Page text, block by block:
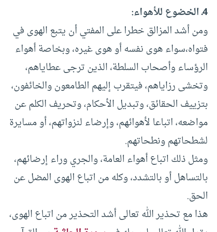
4ـ الخضوع للأهواء:
ومن أشد المزالق خطرا على المفتي أن يتبع الهوى في
فتواه،سواء هوى نفسه أو هوى غيره، وبخاصة أهواء
الرؤساء وأصحاب السلطة، الذين ترجى عطاياهم،
وتخشى رزاياهم، فيتقرب إليهم الطامعون والخائفون،
بتزييف الحقائق، وتبديل الأحكام، وتحريف الكلم عن
مواضعه، اتباعا لأهوائهم، وإرضاء لنزواتهم، أو مسايرة
لشطحاتهم ونطحاتهم.
ومثل ذلك اتباع أهواء العامة، والجري وراء إرضائهم،
بالتساهل أو بالتشدد، وكله من اتباع الهوى المضل عن
الحق.
هذا مع تحذير الله تعالى أشد التحذير من اتباع الهوى،